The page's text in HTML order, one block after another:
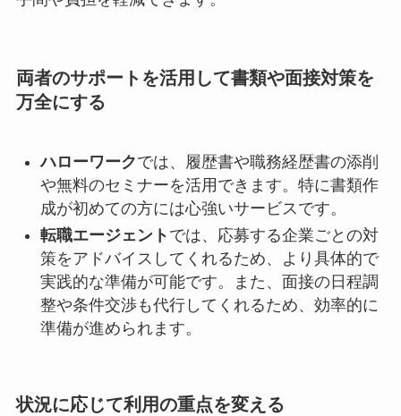
両者のサポートを活用して書類や面接対策を
万全にする
ハローワークでは、履歴書や職務経歴書の添削
や無料のセミナーを活用できます。特に書類作
成が初めての方には心強いサービスです。
転職エージェント では、応募する企業ごとの対
策をアドバイスしてくれるため、より具体的で
実践的な準備が可能です。また、面接の日程調
整や条件交渉も代行してくれるため、効率的に
準備が進められます。
状況に応じて利用の重点を変える